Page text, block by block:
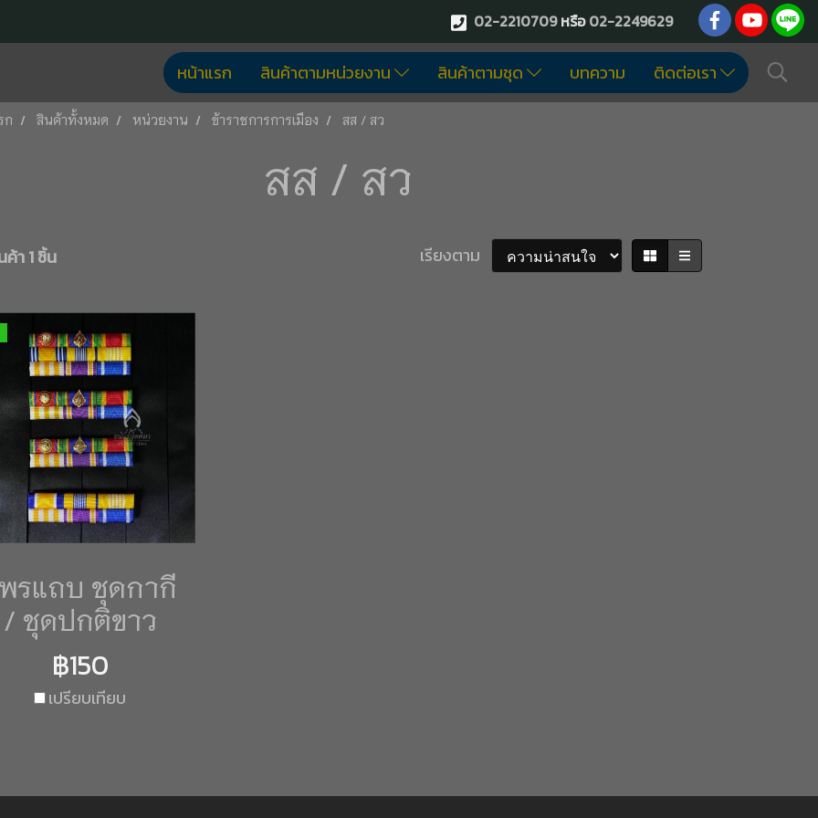
02-2210709หรือ02-2249629
หน้าแรก สินค้าตามหน่วยงาน สินค้าตามชุด บทความ ติดต่อเรา
ก สินค้าทั้งหมด หน่วยงาน ข้าราชการการเมือง สส / สว
สส / สว
า 1 ชิ้น เรียงตาม
รแถบ ชุดกากี
/ ชุดปกติขาว
฿150
เปรียบเทียบ